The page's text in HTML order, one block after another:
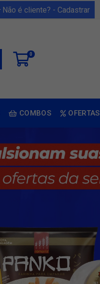
Não é cliente? - Cadastrar
0
COMBOS OFERTAS